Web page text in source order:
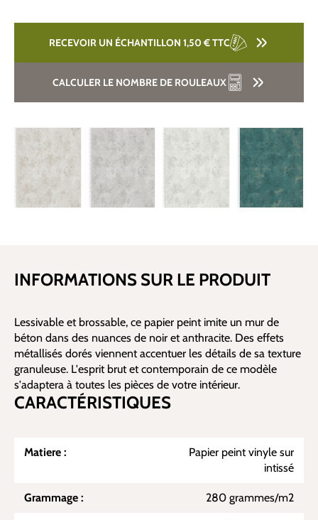
RECEVOIR UN ÉCHANTILLON 1,50 €TTC
CALCULER LE NOMBRE DE ROULEAUX
INFORMATIONS SUR LE PRODUIT
Lessivable et brossable, ce papier peint imite un mur de
béton dans des nuances de noir et anthracite. Des effets
métallisés dorés viennent accentuer les détails de sa texture
granuleuse. L'esprit brut et contemporain de ce modèle
s'adaptera à toutes les pièces de votre intérieur.
CARACTÉRISTIQUES
Matiere :
Papier peint vinyle sur
intissé
Grammage : 280 grammes/m2